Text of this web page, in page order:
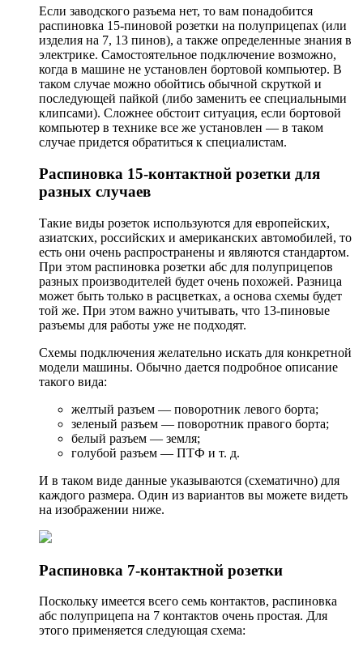
Если заводского разъема нет, то вам понадобится
распиновка 15-пиновой розетки на полуприцепах (или
изделия на 7, 13 пинов), а также определенные знания в
электрике. Самостоятельное подключение возможно,
когда в машине не установлен бортовой компьютер. В
таком случае можно обойтись обычной скруткой и
последующей пайкой (либо заменить ее специальными
клипсами). Сложнее обстоит ситуация, если бортовой
компьютер в технике все же установлен — в таком
случае придется обратиться к специалистам.
Распиновка 15-контактной розетки для
разных случаев
Такие виды розеток используются для европейских,
азиатских, российских и американских автомобилей, то
есть они очень распространены и являются стандартом.
При этом распиновка розетки абс для полуприцепов
разных производителей будет очень похожей. Разница
может быть только в расцветках, а основа схемы будет
той же. При этом важно учитывать, что 13-пиновые
разъемы для работы уже не подходят.
Схемы подключения желательно искать для конкретной
модели машины. Обычно дается подробное описание
такого вида:
желтый разъем — поворотник левого борта;
зеленый разъем — поворотник правого борта;
белый разъем — земля;
голубой разъем — ПТФ и т. д.
И в таком виде данные указываются (схематично) для
каждого размера. Один из вариантов вы можете видеть
на изображении ниже.
Распиновка 7-контактной розетки
Поскольку имеется всего семь контактов, распиновка
абс полуприцепа на 7 контактов очень простая. Для
этого применяется следующая схема: